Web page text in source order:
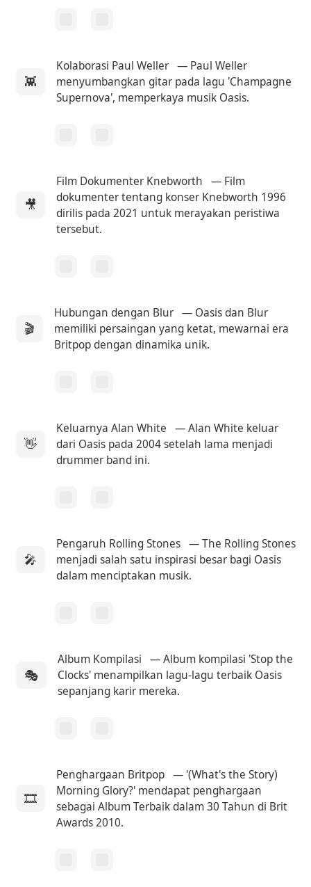
👾
Kolaborasi Paul Weller — Paul Weller
menyumbangkan gitar pada lagu 'Champagne
Supernova', memperkaya musik Oasis.
🎥
Film Dokumenter Knebworth
— Film
dokumenter tentang konser Knebworth 1996
dirilis pada 2021 untuk merayakan peristiwa
tersebut.
🎬
Hubungan dengan Blur — Oasis dan Blur
memiliki persaingan yang ketat, mewarnai era
Britpop dengan dinamika unik.
👋
Keluarnya Alan White
— Alan White keluar
dari Oasis pada 2004 setelah lama menjadi
drummer band ini.
🎤
Pengaruh Rolling Stones — The Rolling Stones
menjadi salah satu inspirasi besar bagi Oasis
dalam menciptakan musik.
🎭
Album Kompilasi
— Album kompilasi 'Stop the
Clocks' menampilkan lagu-lagu terbaik Oasis
sepanjang karir mereka.
🎞
Penghargaan Britpop — '(What's the Story)
Morning Glory?' mendapat penghargaan
sebagai Album Terbaik dalam 30 Tahun di Brit
Awards 2010.